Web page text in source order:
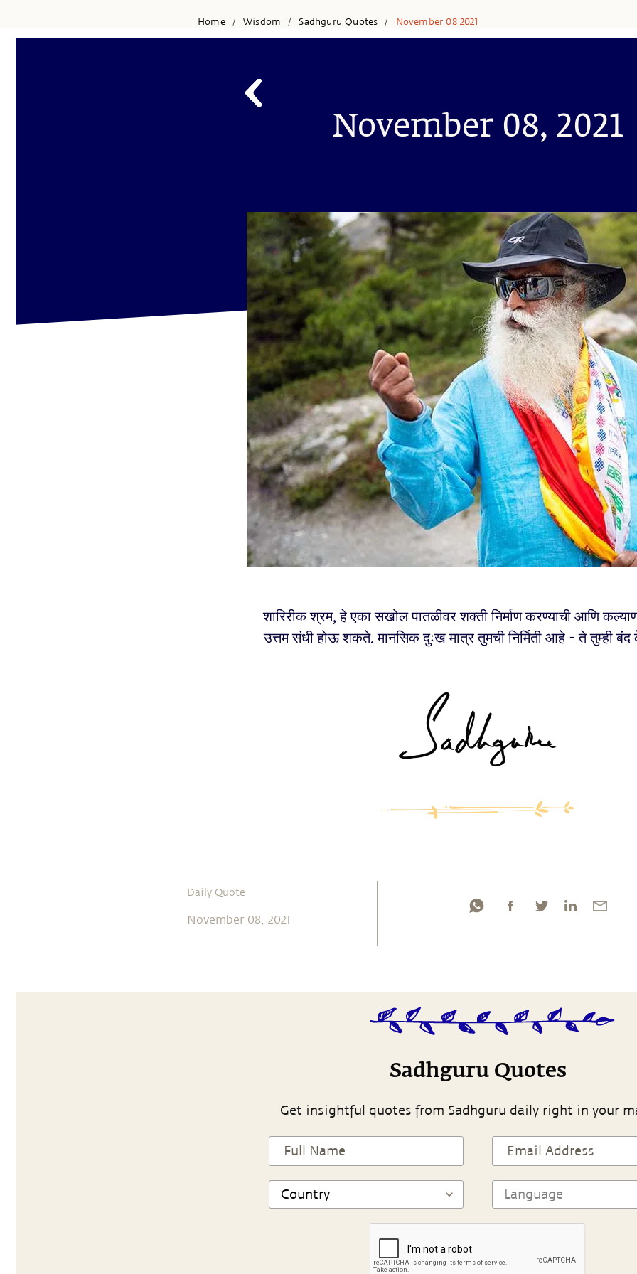
Home / Wisdom / Sadhguru Quotes / November 08 2021
November 08, 2021
शारिरीक श्रम, हे एका सखोल पातळीवर शक्ती निर्माण करण्याची आणि
उत्तम संधी होऊ शकते. मानसिक दुःख मात्र तुमची निर्मिती आहे - ते तुम्ही बंद
Daily Quote
November 08, 2021
Sadhguru Quotes
Get insightful quotes from Sadhguru daily right in your